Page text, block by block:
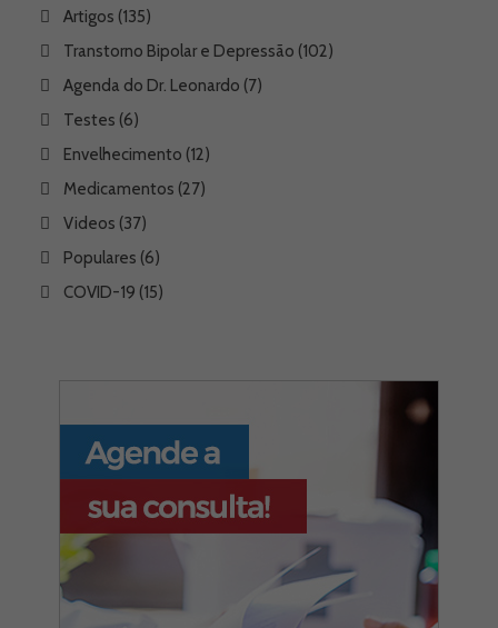
Artigos (135)
Transtorno Bipolar e Depressão (102)
Agenda do Dr. Leonardo (7)
Testes (6)
Envelhecimento (12)
Medicamentos (27)
Videos (37)
Populares (6)
COVID-19 (15)